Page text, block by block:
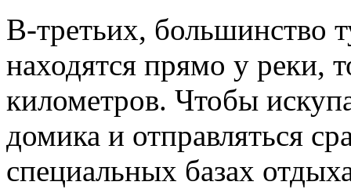
В-третьих, большинство
находятся прямо у реки,
километров. Чтобы
домика и отправляться
специальных базах